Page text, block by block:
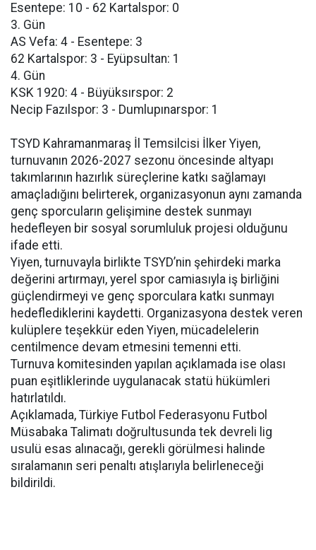
Esentepe: 10 - 62 Kartalspor: 0
3. Gün
AS Vefa: 4 - Esentepe: 3
62 Kartalspor: 3 - Eyüpsultan: 1
4. Gün
KSK 1920: 4 - Büyüksırspor: 2
Necip Fazılspor: 3 - Dumlupınarspor: 1
TSYD Kahramanmaraş İl Temsilcisi İlker Yiyen,
turnuvanın 2026-2027 sezonu öncesinde altyapı
takımlarının hazırlık süreçlerine katkı sağlamayı
amaçladığını belirterek, organizasyonun aynı zamanda
genç sporcuların gelişimine destek sunmayı
hedefleyen bir sosyal sorumluluk projesi olduğunu
ifade etti.
Yiyen, turnuvayla birlikte TSYD’nin şehirdeki marka
değerini artırmayı, yerel spor camiasıyla iş birliğini
güçlendirmeyi ve genç sporculara katkı sunmayı
hedeflediklerini kaydetti. Organizasyona destek veren
kulüplere teşekkür eden Yiyen, mücadelelerin
centilmence devam etmesini temenni etti.
Turnuva komitesinden yapılan açıklamada ise olası
puan eşitliklerinde uygulanacak statü hükümleri
hatırlatıldı.
Açıklamada, Türkiye Futbol Federasyonu Futbol
Müsabaka Talimatı doğrultusunda tek devreli lig
usulü esas alınacağı, gerekli görülmesi halinde
sıralamanın seri penaltı atışlarıyla belirleneceği
bildirildi.